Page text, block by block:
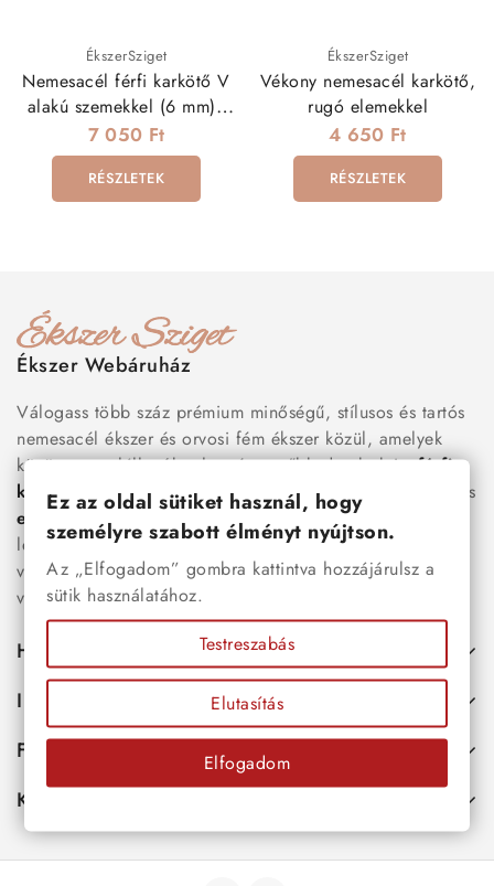
ÉkszerSziget
Nemesacél férfi karkötő V
alakú szemekkel (6 mm) -
arany
7 050 Ft
RÉSZLETEK
ÉkszerSziget
Vékony nemesacél karkötő,
rugó elemekkel
4 650 Ft
RÉSZLETEK
Ékszer Webáruház
Válogass több száz prémium minőségű, stílusos és tartós
nemesacél ékszer és orvosi fém ékszer közül, amelyek
között megtalálhatók a legnépszerűbb darabok is:férfi
karkötők
, női nyakláncok , karikagyűrűk
és
esküvői kiegészítőkegyaránt. Webáruházunkban a
legújabb trendeket követő, mégis időtálló ékszerek közül
választhatsz – legyen szó ajándékról, mindennapi
viseletről vagy különleges alkalmakról.
Hasznos
Információk
Fiókod
Kapcsolat
Ez az oldal sütiket használ, hogy
személyre szabott élményt nyújtson.
Az „Elfogadom” gombra kattintva hozzájárulsz a
sütik használatához.
Testreszabás
Elutasítás
Elfogadom